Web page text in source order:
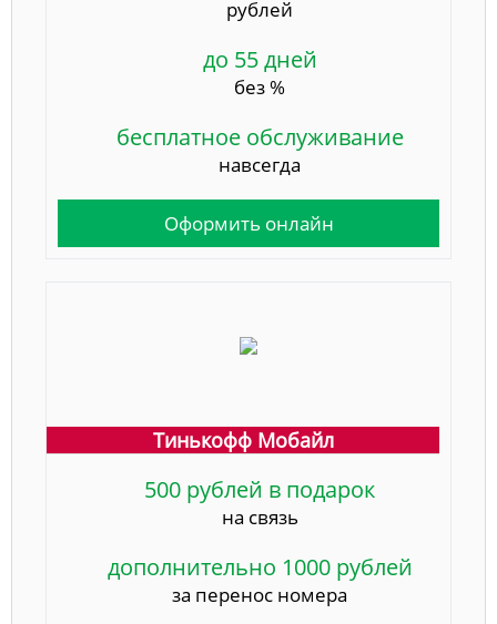
рублей
до 55 дней
без %
бесплатное обслуживание
навсегда
Оформить онлайн
Тинькофф Мобайл
500 рублей в подарок
на связь
дополнительно 1000 рублей
за перенос номера